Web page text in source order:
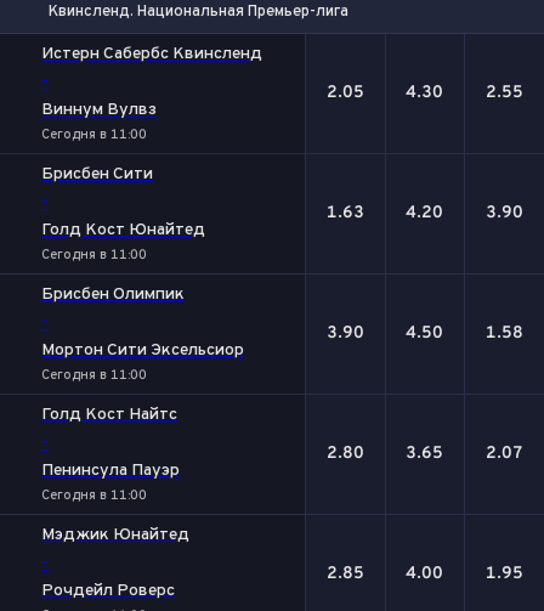
Квинсленд. Национальная Премьер-лига
Истерн Сабербс Квинсленд
-
Виннум Вулвз
Сегодня в 11:00
2.05 4.30 2.55
Брисбен Сити
-
Голд Кост Юнайтед
Сегодня в 11:00
1.63 4.20 3.90
Брисбен Олимпик
-
Мортон Сити Эксельсиор
Сегодня в 11:00
3.90 4.50 1.58
Голд Кост Найтс
-
Пенинсула Пауэр
Сегодня в 11:00
2.80 3.65 2.07
Мэджик Юнайтед
-
Рочдейл Роверс
2.85 4.00 1.95